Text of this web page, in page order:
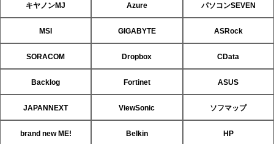
キヤノンMJ Azure パソコンSEVEN
MSI GIGABYTE ASRock
SORACOM Dropbox CData
Backlog Fortinet ASUS
JAPANNEXT ViewSonic ソフマップ
brand new ME! Belkin HP